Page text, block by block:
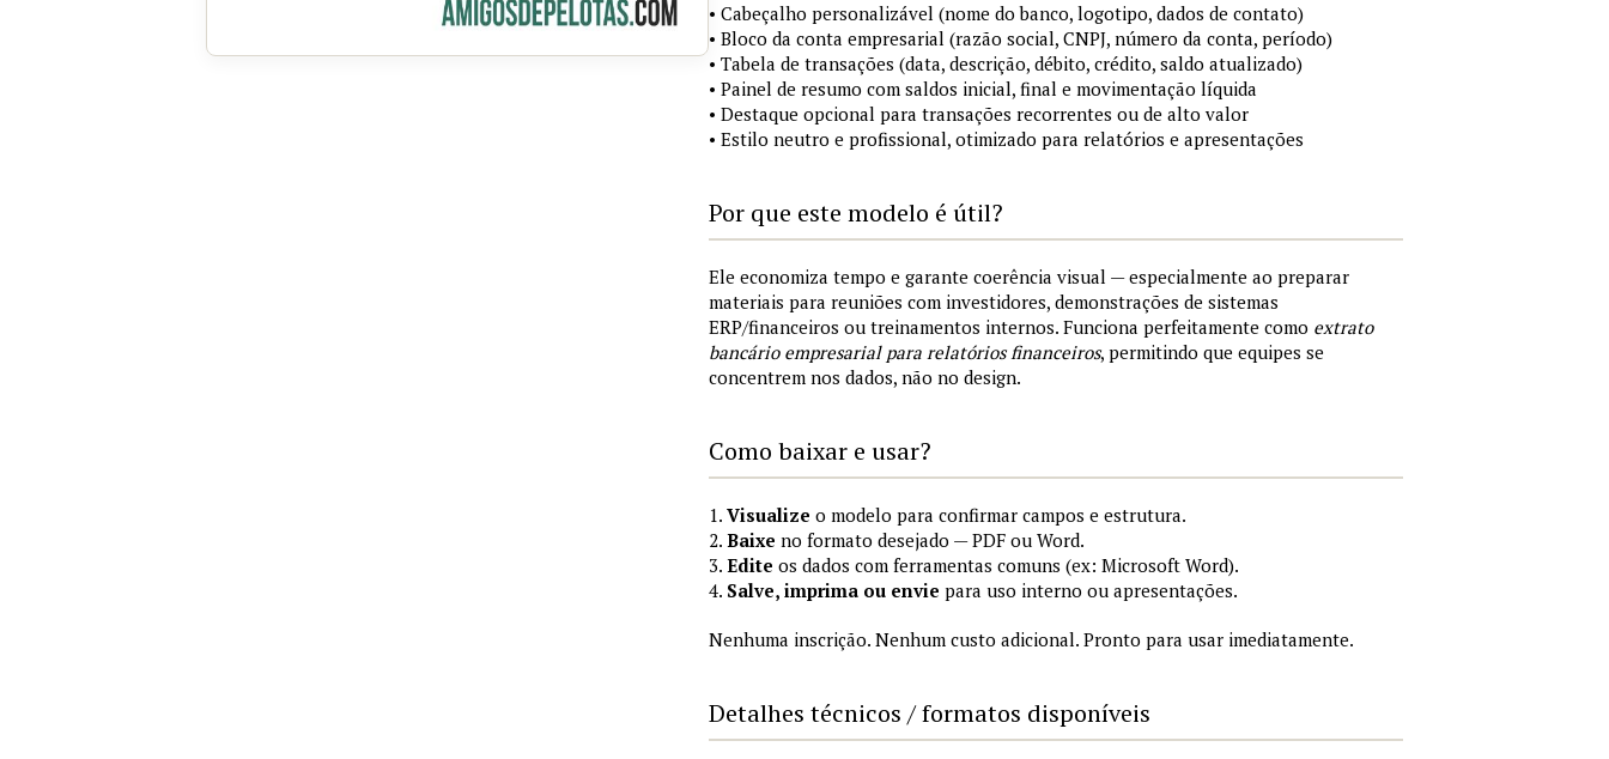
• Cabeçalho personalizável (nome do banco, logotipo, dados de contato)
• Bloco da conta empresarial (razão social, CNPJ, número da conta, período)
• Tabela de transações (data, descrição, débito, crédito, saldo atualizado)
• Painel de resumo com saldos inicial, final e movimentação líquida
• Destaque opcional para transações recorrentes ou de alto valor
• Estilo neutro e profissional, otimizado para relatórios e apresentações
Por que este modelo é útil?
Ele economiza tempo e garante coerência visual — especialmente ao preparar
materiais para reuniões com investidores, demonstrações de sistemas
ERP/financeiros ou treinamentos internos. Funciona perfeitamente como extrato
bancário empresarial para relatórios financeiros, permitindo que equipes se
concentrem nos dados, não no design.
Como baixar e usar?
1. Visualize o modelo para confirmar campos e estrutura.
2. Baixe no formato desejado — PDF ou Word.
3. Edite os dados com ferramentas comuns (ex: Microsoft Word).
4. Salve, imprima ou envie para uso interno ou apresentações.
Nenhuma inscrição. Nenhum custo adicional. Pronto para usar imediatamente.
Detalhes técnicos / formatos disponíveis